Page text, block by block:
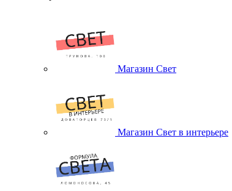
Магазин Свет
Магазин Свет в интерьере